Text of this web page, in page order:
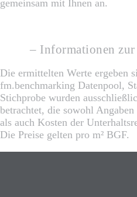
gemeinsam mit Ihnen an.
– Informationen
Die ermittelten Werte ergeben
fm.benchmarking Datenpool,
Stichprobe wurden
betrachtet, die sowohl
als auch Kosten der
Die Preise gelten pro m² BGF.